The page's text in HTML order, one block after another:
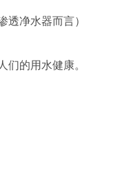
净水器而言）
的用水健康。